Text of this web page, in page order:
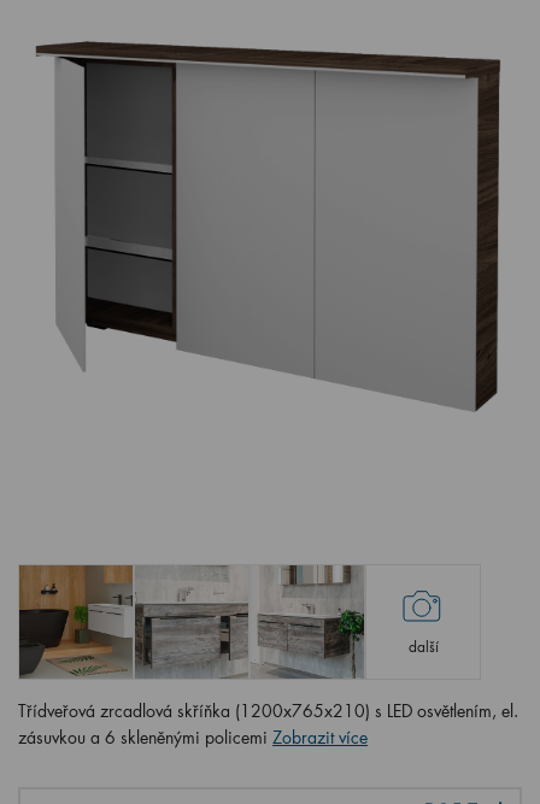
další
Třídveřová zrcadlová skříňka (1200x765x210) s LED osvětlením, el.
zásuvkou a 6 skleněnými policemi Zobrazit více